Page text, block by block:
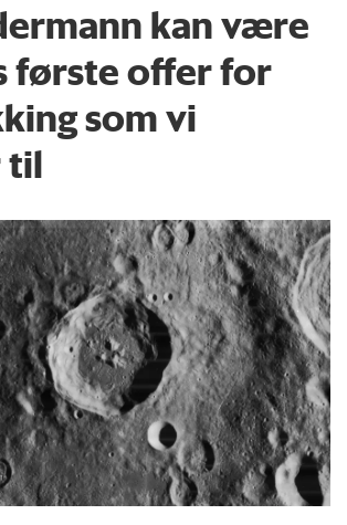
kan være
første offer for
som vi
til